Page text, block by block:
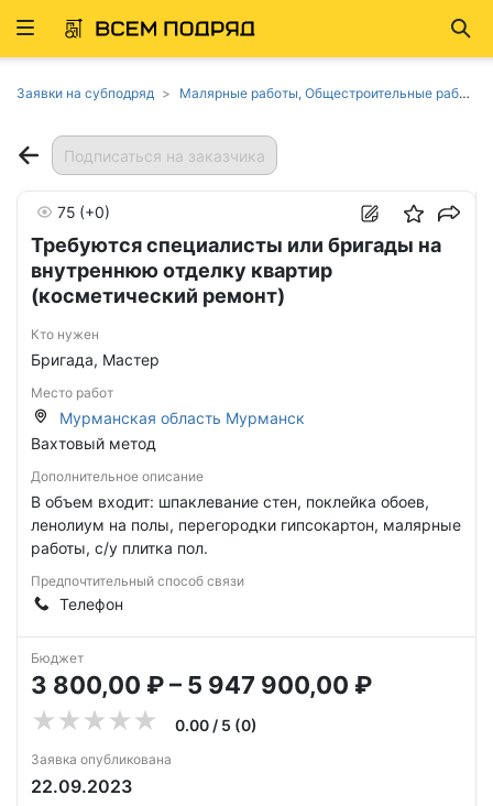
Развернуть
Заявки на субподряд Малярные работы, Общестроительные работы, Отделочные работы, Столярные и плотничные работы в Мурманской области
Подписаться на заказчика
Требуются специалисты или бригады на
внутреннюю отделку квартир
(косметический ремонт)
75 (+0)
Кто нужен
Бригада, Мастер
Место работ
Мурманская область Мурманск
Вахтовый метод
Дополнительное описание
В объем входит: шпаклевание стен, поклейка обоев,
ленолиум на полы, перегородки гипсокартон, малярные
работы, с/у плитка пол.
Предпочтительный способ связи
Телефон
Бюджет
3 800,00 ₽ – 5 947 900,00 ₽
0.00 / 5 (0)
Заявка опубликована
22.09.2023